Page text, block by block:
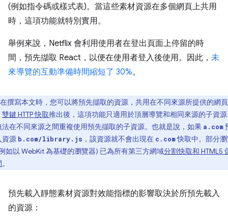
(例如指令碼或樣式表)。當這些素材資源在多個網頁上共用
時，這項功能就特別實用。
舉例來說，Netflix 會利用使用者在登出頁面上停留的時
間，預先擷取 React，以便在使用者登入後使用。因此， 未
來導覽的互動準備時間縮短了 30%。
在撰寫本文時，您可以將預先擷取的資源，共用在不同來源所提供的網
雙鍵 HTTP 快取推出後，這項功能只適用於頂層導覽和相同來源的子資
法在不同來源之間重複使用預先擷取的子資源。也就是說，如果 a.com
資源 b.com/library.js ，該資源就不會出現在 c.com快取中。部分
如以 WebKit 為基礎的瀏覽器) 已為所有第三方網域分割快取和 HTML5
。
預先載入靜態素材資源對效能指標的影響取決於所預先載入
的資源：